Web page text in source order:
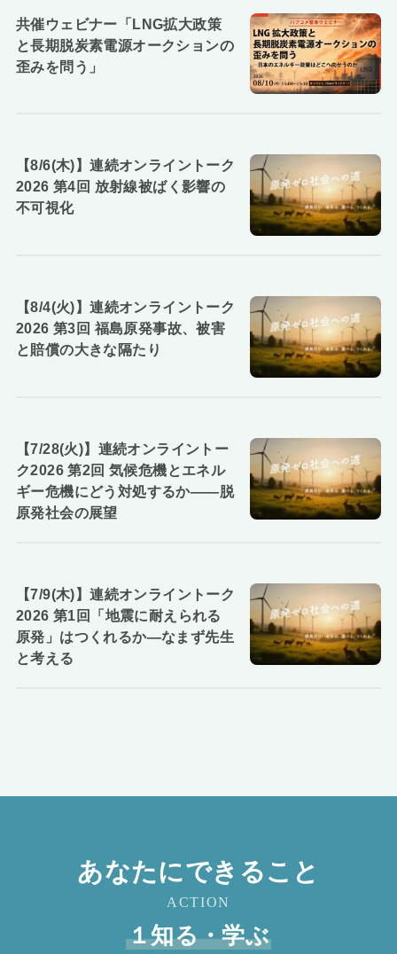
共催ウェビナー「LNG拡大政策
と長期脱炭素電源オークションの
歪みを問う」
【8/6(木)】連続オンライントーク
2026 第4回 放射線被ばく影響の
不可視化
【8/4(火)】連続オンライントーク
2026 第3回 福島原発事故、被害
と賠償の大きな隔たり
【7/28(火)】連続オンライントー
ク2026 第2回 気候危機とエネル
ギー危機にどう対処するか――脱
原発社会の展望
【7/9(木)】連続オンライントーク
2026 第1回「地震に耐えられる
原発」はつくれるか―なまず先生
と考える
あなたにできること
ACTION
１知る・学ぶ